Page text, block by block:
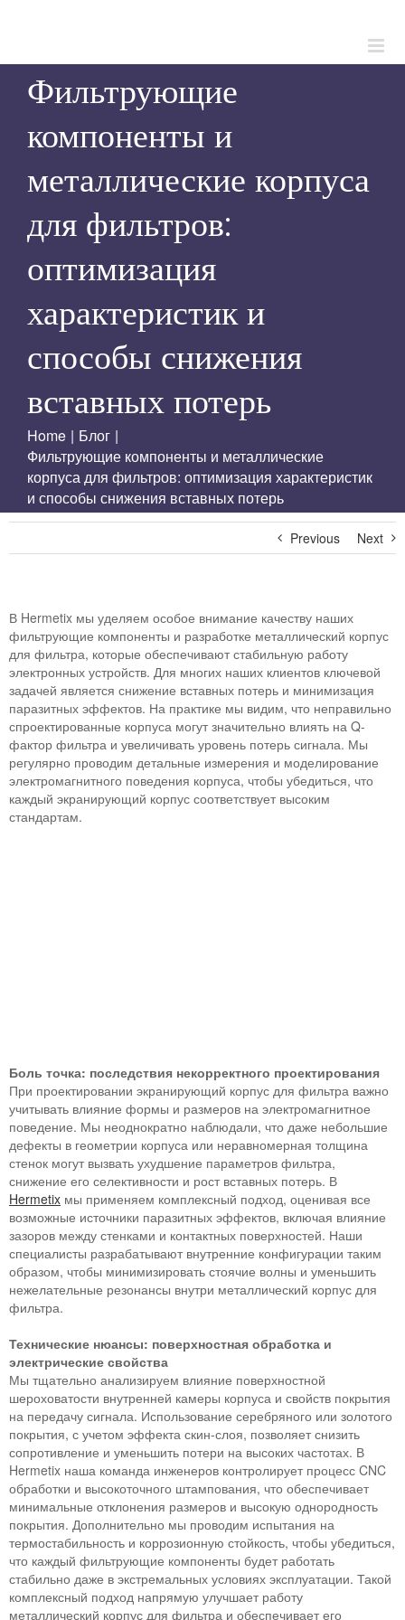
Фильтрующие
компоненты и
металлические корпуса
для фильтров:
оптимизация
характеристик и
способы снижения
вставных потерь
Home | Блог |
Фильтрующие компоненты и металлические
корпуса для фильтров: оптимизация характеристик
и способы снижения вставных потерь
Previous Next
В Hermetix мы уделяем особое внимание качеству наших
фильтрующие компоненты и разработке металлический корпус
для фильтра, которые обеспечивают стабильную работу
электронных устройств. Для многих наших клиентов ключевой
задачей является снижение вставных потерь и минимизация
паразитных эффектов. На практике мы видим, что неправильно
спроектированные корпуса могут значительно влиять на Q-
фактор фильтра и увеличивать уровень потерь сигнала. Мы
регулярно проводим детальные измерения и моделирование
электромагнитного поведения корпуса, чтобы убедиться, что
каждый экранирующий корпус соответствует высоким
стандартам.
Боль точка: последствия некорректного проектирования
При проектировании экранирующий корпус для фильтра важно
учитывать влияние формы и размеров на электромагнитное
поведение. Мы неоднократно наблюдали, что даже небольшие
дефекты в геометрии корпуса или неравномерная толщина
стенок могут вызвать ухудшение параметров фильтра,
снижение его селективности и рост вставных потерь. В
Hermetix мы применяем комплексный подход, оценивая все
возможные источники паразитных эффектов, включая влияние
зазоров между стенками и контактных поверхностей. Наши
специалисты разрабатывают внутренние конфигурации таким
образом, чтобы минимизировать стоячие волны и уменьшить
нежелательные резонансы внутри металлический корпус для
фильтра.
Технические нюансы: поверхностная обработка и
электрические свойства
Мы тщательно анализируем влияние поверхностной
шероховатости внутренней камеры корпуса и свойств покрытия
на передачу сигнала. Использование серебряного или золотого
покрытия, с учетом эффекта скин-слоя, позволяет снизить
сопротивление и уменьшить потери на высоких частотах. В
Hermetix наша команда инженеров контролирует процесс CNC
обработки и высокоточного штампования, что обеспечивает
минимальные отклонения размеров и высокую однородность
покрытия. Дополнительно мы проводим испытания на
термостабильность и коррозионную стойкость, чтобы убедиться,
что каждый фильтрующие компоненты будет работать
стабильно даже в экстремальных условиях эксплуатации. Такой
комплексный подход напрямую улучшает работу
металлический корпус для фильтра и обеспечивает его